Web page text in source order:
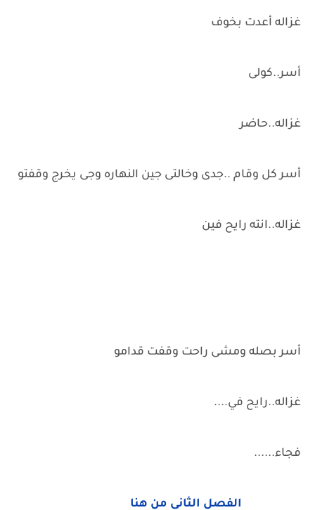
غزاله أعدت بخوف
أسر..كولى
غزاله..حاضر
أسر كل وقام ..جدى وخالتى جين النهاره وجى يخرج وقفتو
غزاله..انته رايح فين
أسر بصله ومشى راحت وقفت قدامو
غزاله..رايح في....
فجاء......
الفصل الثاني من هنا